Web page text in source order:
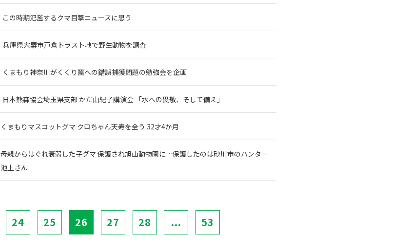
この時期氾濫するクマ目撃ニュースに思う
兵庫県宍粟市戸倉トラスト地で野生動物を調査
くまもり神奈川がくくり罠への錯誤捕獲問題の勉強会を企画
日本熊森協会埼玉県支部 かだ由紀子講演会 「水への畏敬、そして備え」
くまもりマスコットグマ クロちゃん天寿を全う 32才4か月
母親からはぐれ衰弱した子グマ 保護され旭山動物園に…保護したのは砂川市のハンター
池上さん
24 25 26 27 28 ... 53